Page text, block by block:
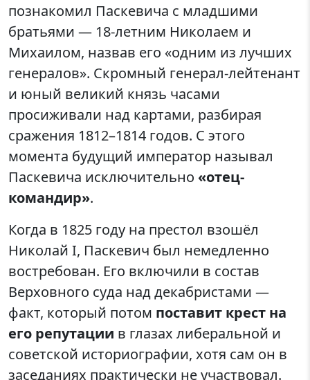
познакомил Паскевича с младшими
братьями — 18-летним Николаем и
Михаилом, назвав его «одним из лучших
генералов». Скромный генерал-лейтенант
и юный великий князь часами
просиживали над картами, разбирая
сражения 1812–1814 годов. С этого
момента будущий император называл
Паскевича исключительно «отец-
командир».
Когда в 1825 году на престол взошёл
Николай I, Паскевич был немедленно
востребован. Его включили в состав
Верховного суда над декабристами —
факт, который потом поставит крест на
его репутации в глазах либеральной и
советской историографии, хотя сам он в
заседаниях практически не участвовал.